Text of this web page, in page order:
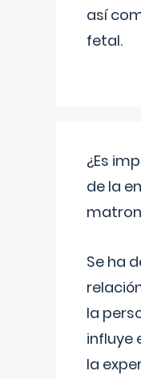
así
fetal.
¿Es
de la
Se ha
la
influye
la